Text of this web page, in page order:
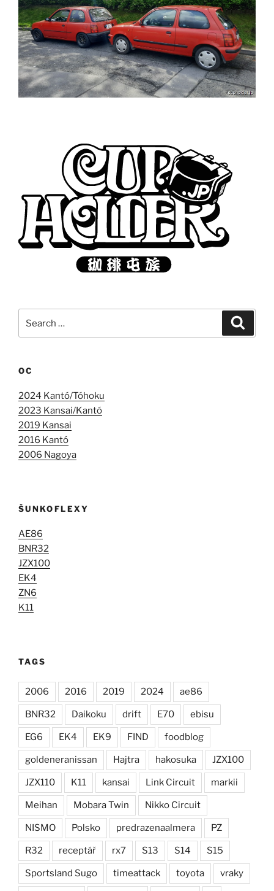
OC
2024 Kantó/Tóhoku
2023 Kansai/Kantó
2019 Kansai
2016 Kantó
2006 Nagoya
ŠUNKOFLEXY
AE86
BNR32
JZX100
EK4
ZN6
K11
TAGS
2006 2016 2019 2024 ae86
BNR32 Daikoku drift E70 ebisu
EG6 EK4 EK9 FIND foodblog
goldeneranissan Hajtra hakosuka JZX100
JZX110 K11 kansai Link Circuit markii
Meihan Mobara Twin Nikko Circuit
NISMO Polsko predrazenaalmera PZ
R32 receptář rx7 S13 S14 S15
Sportsland Sugo timeattack toyota vraky